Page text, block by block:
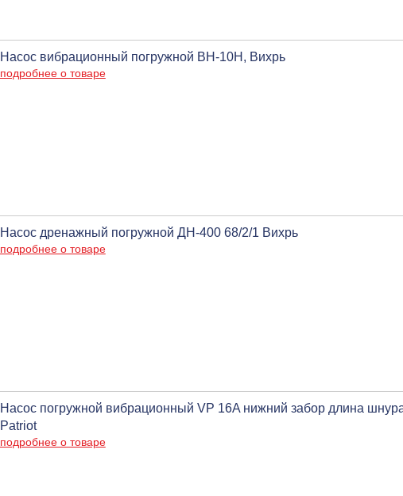
Насос вибрационный погружной ВН-10Н, Вихрь
подробнее о товаре
Насос дренажный погружной ДН-400 68/2/1 Вихрь
подробнее о товаре
Насос погружной вибрационный VP 16A нижний забор длина
Patriot
подробнее о товаре